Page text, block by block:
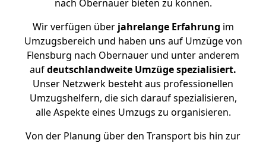
nach Obernauer bieten zu können.
Wir verfügen überjahrelange Erfahrung im
Umzugsbereich und haben uns auf Umzüge von
Flensburg nach Obernauer und unter anderem
aufdeutschlandweite Umzüge spezialisiert.
Unser Netzwerk besteht aus professionellen
Umzugshelfern, die sich darauf spezialisieren,
alle Aspekte eines Umzugs zu organisieren.
Von der Planung über den Transport bis hin zur